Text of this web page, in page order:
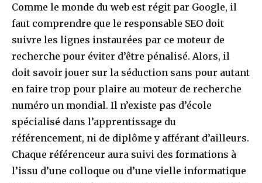
Comme le monde du web est régit par Google, il
faut comprendre que le responsable SEO doit
suivre les lignes instaurées par ce moteur de
recherche pour éviter d’être pénalisé. Alors, il
doit savoir jouer sur la séduction sans pour autant
en faire trop pour plaire au moteur de recherche
numéro un mondial. Il n’existe pas d’école
spécialisé dans l’apprentissage du
référencement, ni de diplôme y afférant d’ailleurs.
Chaque référenceur aura suivi des formations à
l’issu d’une colloque ou d’une vielle informatique